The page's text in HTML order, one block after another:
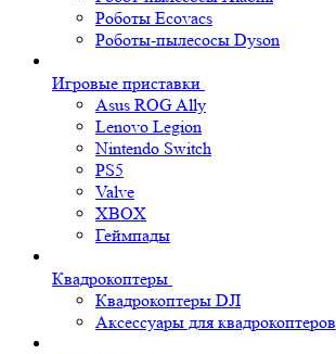
Роботы Ecovacs
Роботы-пылесосы Dyson
Игровые приставки
Asus ROG Ally
Lenovo Legion
Nintendo Switch
PS5
Valve
XBOX
Геймпады
Квадрокоптеры
Квадрокоптеры DJI
Аксессуары для квадрокоптеров